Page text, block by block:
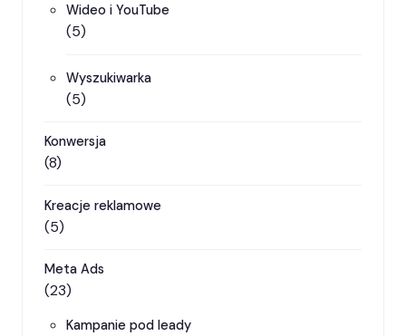
Wideo i YouTube
(5)
Wyszukiwarka
(5)
Konwersja
(8)
Kreacje reklamowe
(5)
Meta Ads
(23)
Kampanie pod leady